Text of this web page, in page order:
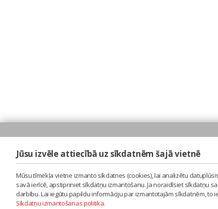
Jūsu izvēle attiecībā uz sīkdatnēm šajā vietnē
Mūsu tīmekļa vietne izmanto sīkdatnes (cookies), lai analizētu
savā ierīcē, apstipriniet sīkdatņu izmantošanu. Ja noraidīsiet sīkdatņu
darbību. Lai iegūtu papildu informāciju par izmantotajām sīkdatnēm,
Sīkdatņu izmantošanas politika.